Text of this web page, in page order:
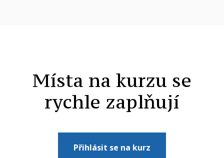
Místa na kurzu se
rychle zaplňují
Přihlásit se na kurz